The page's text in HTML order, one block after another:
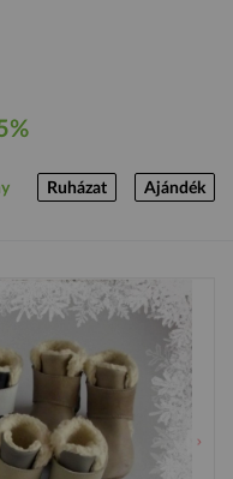
Ajándék
Ruházat